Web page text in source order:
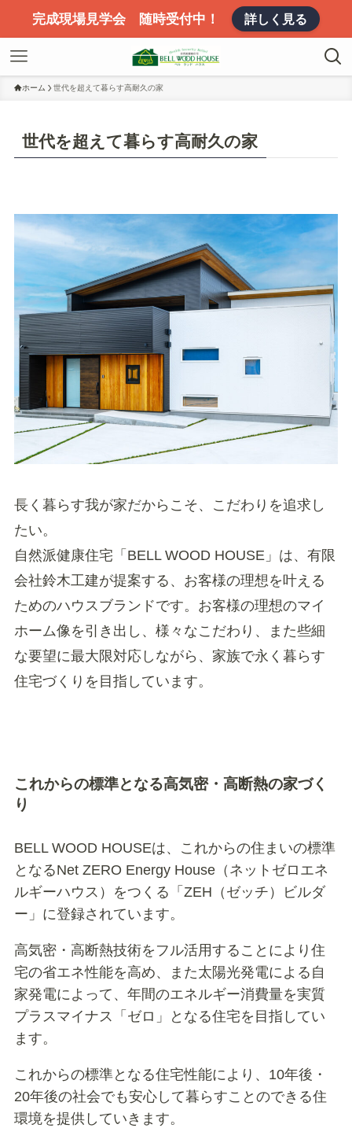
完成現場見学会 随時受付中！ 詳しく見る
ホーム 世代を超えて暮らす高耐久の家
世代を超えて暮らす高耐久の家
長く暮らす我が家だからこそ、こだわりを追求し
たい。
自然派健康住宅「BELL WOOD HOUSE」は、有限
会社鈴木工建が提案する、お客様の理想を叶える
ためのハウスブランドです。お客様の理想のマイ
ホーム像を引き出し、様々なこだわり、また些細
な要望に最大限対応しながら、家族で永く暮らす
住宅づくりを目指しています。
これからの標準となる高気密・高断熱の家づく
り
BELL WOOD HOUSEは、これからの住まいの標準
となるNet ZERO Energy House（ネットゼロエネ
ルギーハウス）をつくる「ZEH（ゼッチ）ビルダ
ー」に登録されています。
高気密・高断熱技術をフル活用することにより住
宅の省エネ性能を高め、また太陽光発電による自
家発電によって、年間のエネルギー消費量を実質
プラスマイナス「ゼロ」となる住宅を目指してい
ます。
これからの標準となる住宅性能により、10年後・
20年後の社会でも安心して暮らすことのできる住
環境を提供していきます。